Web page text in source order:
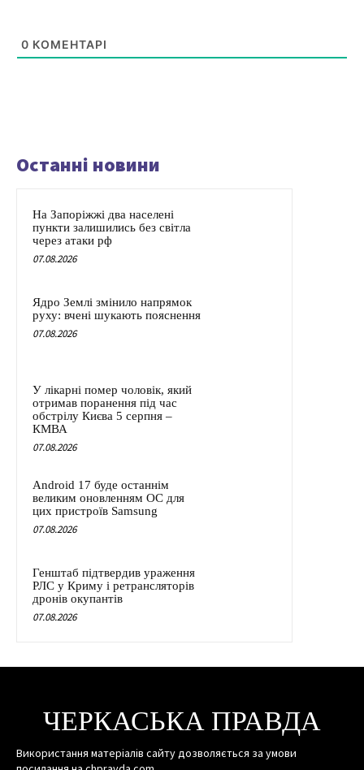
0 КОМЕНТАРІ
Останні новини
На Запоріжжі два населені
пункти залишились без світла
через атаки рф
07.08.2026
Ядро Землі змінило напрямок
руху: вчені шукають пояснення
07.08.2026
У лікарні помер чоловік, який
отримав поранення під час
обстрілу Києва 5 серпня –
КМВА
07.08.2026
Android 17 буде останнім
великим оновленням ОС для
цих пристроїв Samsung
07.08.2026
Генштаб підтвердив ураження
РЛС у Криму і ретрансляторів
дронів окупантів
07.08.2026
ЧЕРКАСЬКА ПРАВДА
Використання матеріалів сайту дозволяється за умови